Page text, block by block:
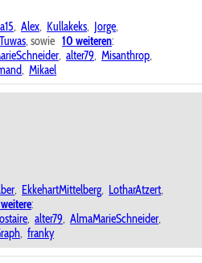
, Alex, Kullakeks, Jorge,
, sowie 10 weiteren:
, alter79, Misanthrop,
, Mikael
, EkkehartMittelberg, LotharAtzert,
:
, alter79, AlmaMarieSchneider,
, franky